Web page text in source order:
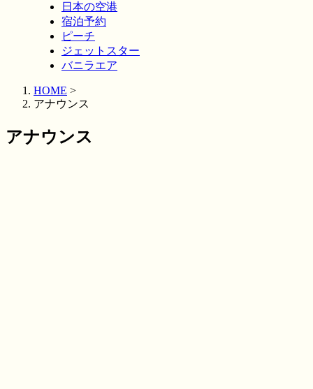
日本の空港
宿泊予約
ピーチ
ジェットスター
バニラエア
HOME >
アナウンス
アナウンス